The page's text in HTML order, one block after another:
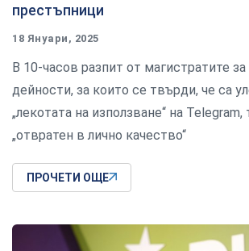
престъпници
18 Януари, 2025
В 10-часов разпит от магистратите
дейности, за които се твърди, че са
„лекотата на използване“ на Telegram,
„отвратен в лично качество“
ПРОЧЕТИ ОЩЕ